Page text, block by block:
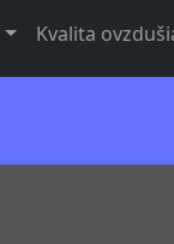
Kvalita